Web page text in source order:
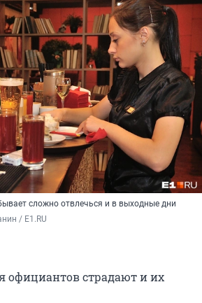
сложно отвлечься и в выходные дни
/ E1.RU
официантов страдают и их